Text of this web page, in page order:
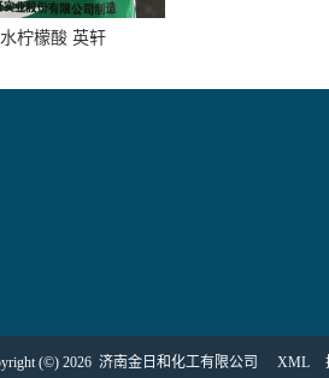
柠檬酸 英轩
(©) 2026 济南金日和化工有限公司 XML